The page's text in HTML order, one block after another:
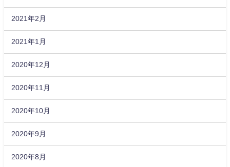
2021年2月
2021年1月
2020年12月
2020年11月
2020年10月
2020年9月
2020年8月